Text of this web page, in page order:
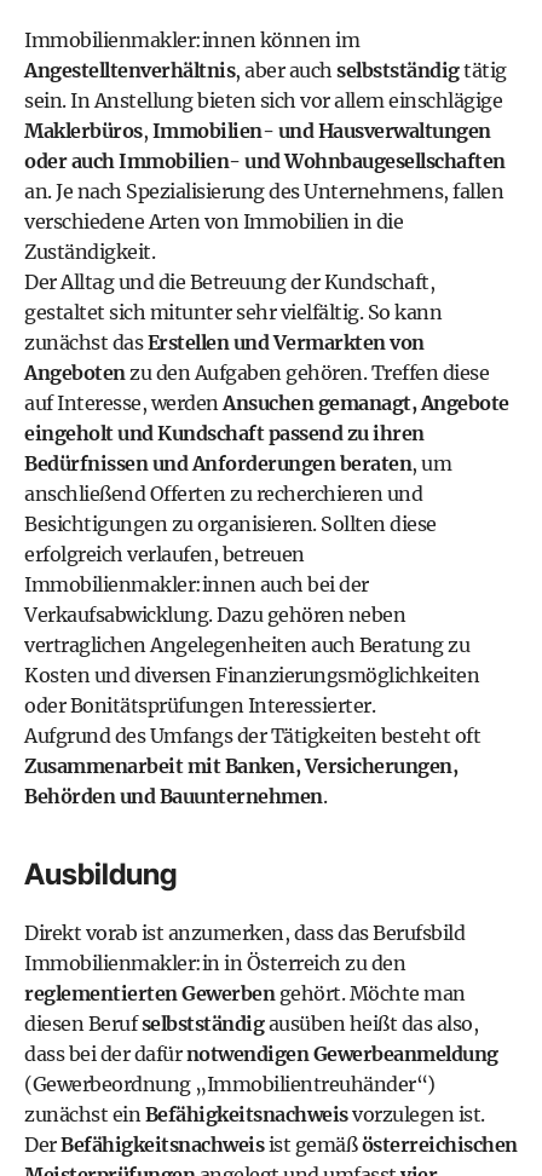
Immobilienmakler:innen können im
Angestelltenverhältnis, aber auch selbstständigtätig
sein. In Anstellung bieten sich vor allem einschlägige
Maklerbüros, Immobilien- und Hausverwaltungen
oder auch Immobilien- und Wohnbaugesellschaften
an. Je nach Spezialisierung des Unternehmens, fallen
verschiedene Arten von Immobilien in die
Zuständigkeit.
Der Alltag und die Betreuung der Kundschaft,
gestaltet sich mitunter sehr vielfältig. So kann
zunächst dasErstellen und Vermarkten von
Angebotenzu den Aufgaben gehören. Treffen diese
auf Interesse, werdenAnsuchen gemanagt, Angebote
eingeholt und Kundschaft passend zu ihren
Bedürfnissen und Anforderungen beraten, um
anschließend Offerten zu recherchieren und
Besichtigungen zu organisieren. Sollten diese
erfolgreich verlaufen, betreuen
Immobilienmakler:innen auch bei der
Verkaufsabwicklung. Dazu gehören neben
vertraglichen Angelegenheiten auch Beratung zu
Kosten und diversen Finanzierungsmöglichkeiten
oder Bonitätsprüfungen Interessierter.
Aufgrund des Umfangs der Tätigkeiten besteht oft
Zusammenarbeit mit Banken, Versicherungen,
Behörden und Bauunternehmen.
Ausbildung
Direkt vorab ist anzumerken, dass das Berufsbild
Immobilienmakler:in in Österreich zu den
reglementierten Gewerbengehört. Möchte man
diesen Berufselbstständigausüben heißt das also,
dass bei der dafürnotwendigen Gewerbeanmeldung
(Gewerbeordnung „Immobilientreuhänder“)
zunächst einBefähigkeitsnachweisvorzulegen ist.
DerBefähigkeitsnachweisist gemäßösterreichischen